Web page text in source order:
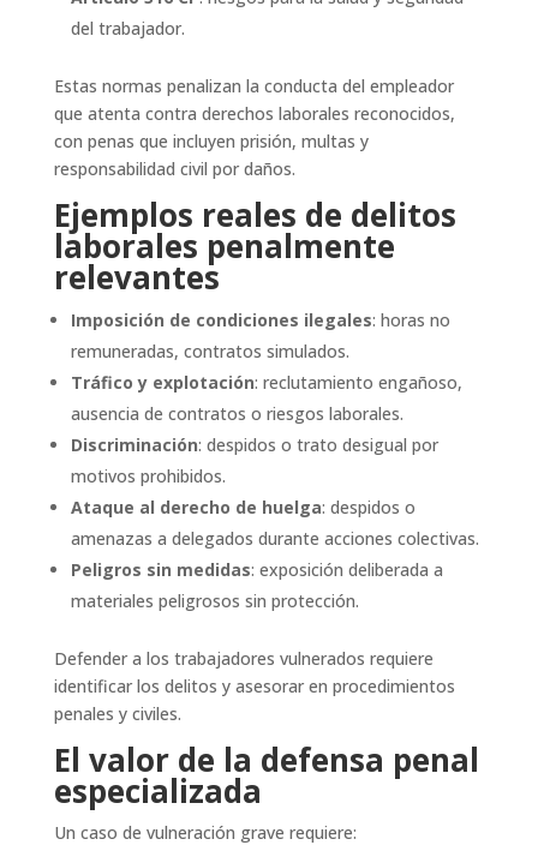
del trabajador.
Estas normas penalizan la conducta del empleador
que atenta contra derechos laborales reconocidos,
con penas que incluyen prisión, multas y
responsabilidad civil por daños.
Ejemplos reales de delitos
laborales penalmente
relevantes
Imposición de condiciones ilegales: horas no
remuneradas, contratos simulados.
Tráfico y explotación: reclutamiento engañoso,
ausencia de contratos o riesgos laborales.
Discriminación: despidos o trato desigual por
motivos prohibidos.
Ataque al derecho de huelga: despidos o
amenazas a delegados durante acciones colectivas.
Peligros sin medidas: exposición deliberada a
materiales peligrosos sin protección.
Defender a los trabajadores vulnerados requiere
identificar los delitos y asesorar en procedimientos
penales y civiles.
El valor de la defensa penal
especializada
Un caso de vulneración grave requiere: